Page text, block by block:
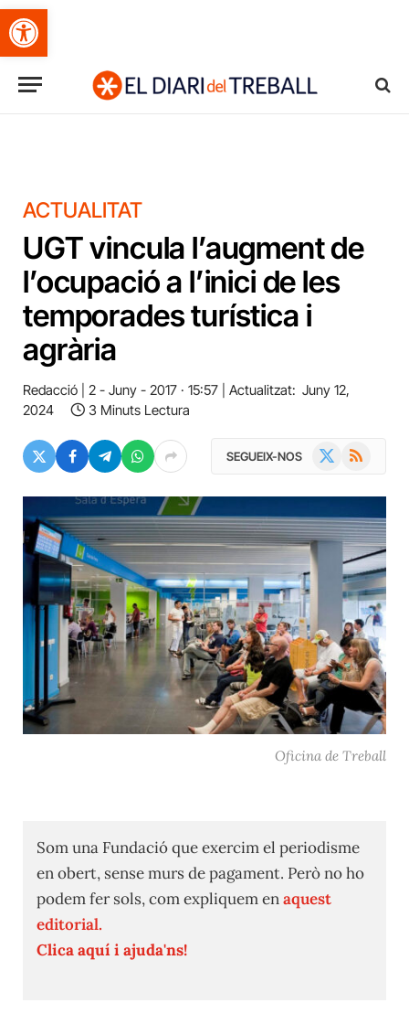
Obre la barra d'eines
ACTUALITAT
UGT vincula l’augment de
l’ocupació a l’inici de les
temporades turística i
agrària
Redacció 2 - Juny - 2017 · 15:57 Actualitzat: Juny 12,
2024
3 Minuts Lectura
SEGUEIX-NOS RSS
Oficina de Treball
Som una Fundació que exercim el periodisme
en obert, sense murs de pagament. Però no ho
podem fer sols, com expliquem enaquest
editorial.
Clica aquí i ajuda'ns!